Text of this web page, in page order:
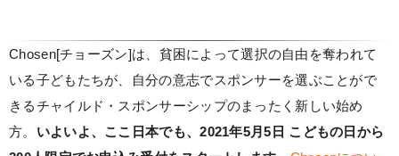
Chosen[チョーズン]は、貧困によって選択の自由を奪われて
いる子どもたちが、自分の意志でスポンサーを選ぶことがで
きるチャイルド・スポンサーシップのまったく新しい始め
方。 いよいよ、ここ日本でも、2021年5月5日 こどもの日から